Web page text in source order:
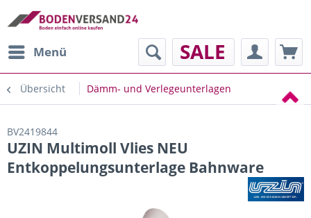
Menü SALE
Übersicht Dämm- und Verlegeunterlagen
BV2419844
UZIN Multimoll Vlies NEU
Entkoppelungsunterlage Bahnware